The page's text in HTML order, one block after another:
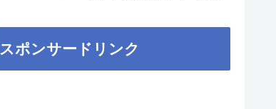
スポンサードリンク